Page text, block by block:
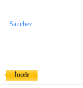
Sanchez
İncele